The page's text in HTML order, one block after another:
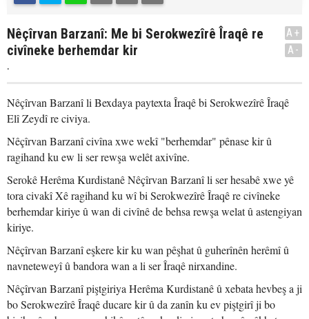
Nêçîrvan Barzanî: Me bi Serokwezîrê Îraqê re
civîneke berhemdar kir
.
A+
A-
Nêçîrvan Barzanî li Bexdaya paytexta Îraqê bi Serokwezîrê Îraqê
Elî Zeydî re civiya.
Nêçîrvan Barzanî civîna xwe wekî "berhemdar" pênase kir û
ragihand ku ew li ser rewşa welêt axivîne.
Serokê Herêma Kurdistanê Nêçîrvan Barzanî li ser hesabê xwe yê
tora civakî Xê ragihand ku wî bi Serokwezîrê Îraqê re civîneke
berhemdar kiriye û wan di civînê de behsa rewşa welat û astengiyan
kiriye.
Nêçîrvan Barzanî eşkere kir ku wan pêşhat û guherînên herêmî û
navneteweyî û bandora wan a li ser Îraqê nirxandine.
Nêçîrvan Barzanî piştgiriya Herêma Kurdistanê û xebata hevbeş a ji
bo Serokwezîrê Îraqê ducare kir û da zanîn ku ev piştgirî ji bo